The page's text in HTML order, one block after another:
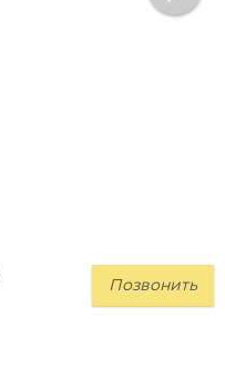
Позвонить